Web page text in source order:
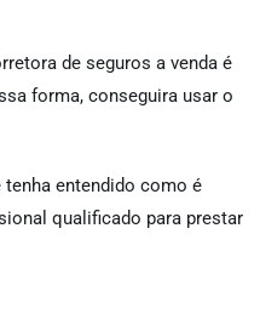
de seguros a venda é
forma, conseguira usar o
entendido como é
qualificado para prestar